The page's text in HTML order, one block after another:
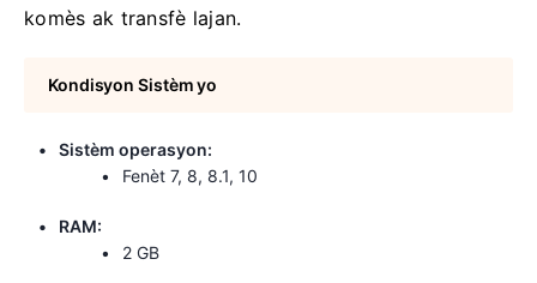
komès ak transfè lajan.
Kondisyon Sistèm yo
Sistèm operasyon:
Fenèt 7, 8, 8.1, 10
RAM:
2 GB